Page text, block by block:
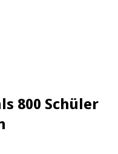
800 Schüler